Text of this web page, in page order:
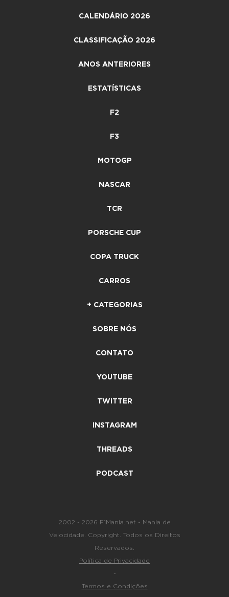
CALENDÁRIO 2026
CLASSIFICAÇÃO 2026
ANOS ANTERIORES
ESTATÍSTICAS
F2
F3
MOTOGP
NASCAR
TCR
PORSCHE CUP
COPA TRUCK
CARROS
+ CATEGORIAS
SOBRE NÓS
CONTATO
YOUTUBE
TWITTER
INSTAGRAM
THREADS
PODCAST
2002 - 2026 F1Mania.net - Mania de
Velocidade. Copyright. Todos os Direitos
Reservados.
Política de Privacidade
-
Termos e Condições